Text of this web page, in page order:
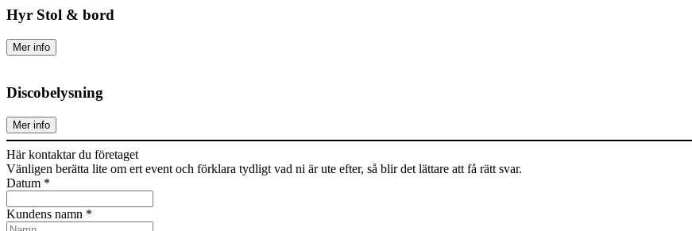
Hyr Stol & bord
Mer info
Discobelysning
Mer info
Här kontaktar du företaget
Vänligen berätta lite om ert event och förklara tydligt vad ni är ute efter, så blir det lättare att få rätt svar.
Datum *
Kundens namn *